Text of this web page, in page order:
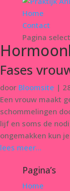
Home
Contact
Pagina
Fases
door Bloomsite |
Een vrouw maakt
schommelingen
lijf en soms de
ongemakken kun
lees meer...
Pagina’s
Home